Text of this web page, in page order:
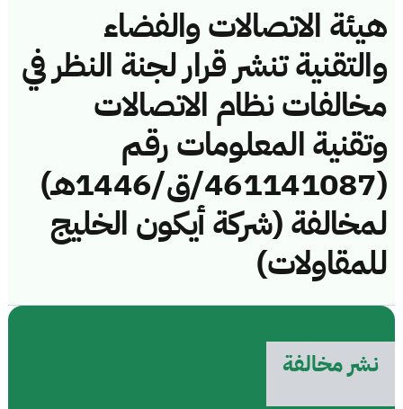
هيئة الاتصالات والفضاء
والتقنية تنشر قرار لجنة النظر في
مخالفات نظام الاتصالات
وتقنية المعلومات رقم
(461141087/ق/1446هـ)
لمخالفة (شركة أيكون الخليج
للمقاولات)
نشر مخالفة